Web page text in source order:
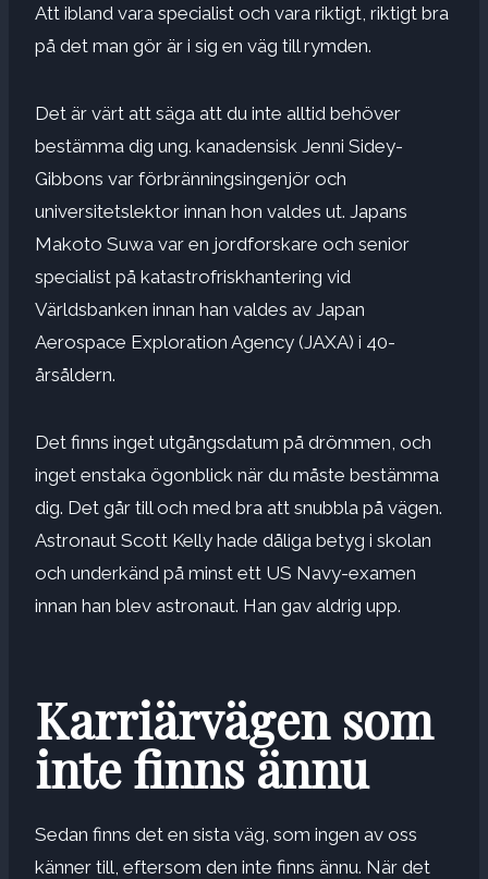
Att ibland vara specialist och vara riktigt, riktigt bra
på det man gör är i sig en väg till rymden.
Det är värt att säga att du inte alltid behöver
bestämma dig ung. kanadensisk Jenni Sidey-
Gibbons var förbränningsingenjör och
universitetslektor innan hon valdes ut. Japans
Makoto Suwa var en jordforskare och senior
specialist på katastrofriskhantering vid
Världsbanken innan han valdes av Japan
Aerospace Exploration Agency (JAXA) i 40-
årsåldern.
Det finns inget utgångsdatum på drömmen, och
inget enstaka ögonblick när du måste bestämma
dig. Det går till och med bra att snubbla på vägen.
Astronaut Scott Kelly hade dåliga betyg i skolan
och underkänd på minst ett US Navy-examen
innan han blev astronaut. Han gav aldrig upp.
Karriärvägen som
inte finns ännu
Sedan finns det en sista väg, som ingen av oss
känner till, eftersom den inte finns ännu. När det